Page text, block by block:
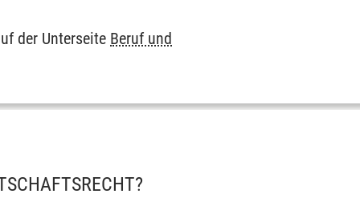
der Unterseite Beruf und